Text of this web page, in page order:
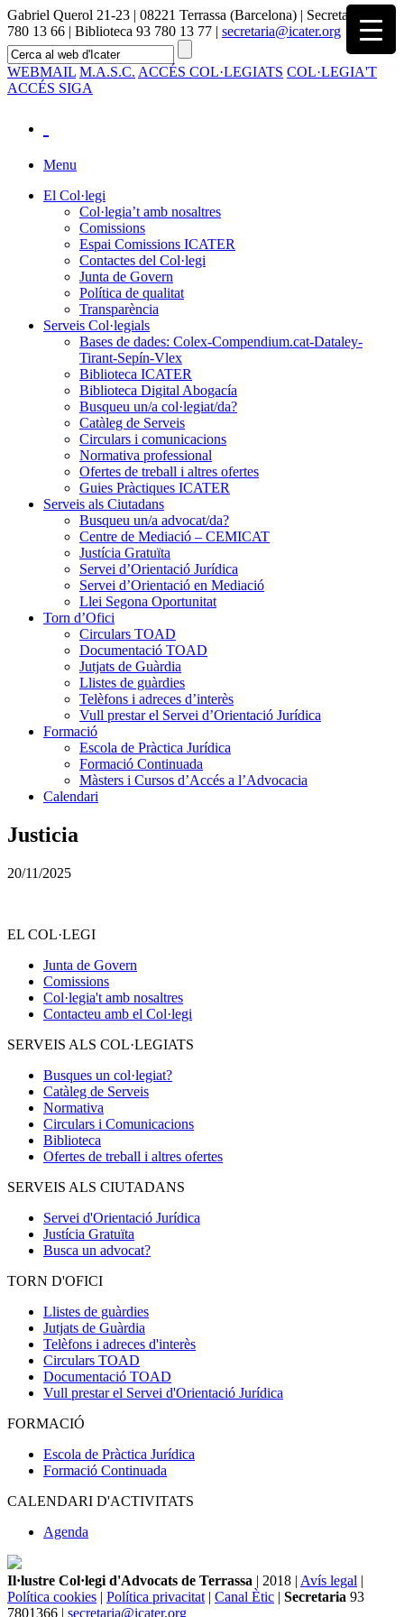
Gabriel Querol 21-23 | 08221 Terrassa (Barcelona) | Secretaria 93
780 13 66 | Biblioteca 93 780 13 77 | secretaria@icater.org
WEBMAIL M.A.S.C. ACCÉS COL·LEGIATS COL·LEGIA'T
ACCÉS SIGA
Menu
El Col·legi
Col·legia’t amb nosaltres
Comissions
Espai Comissions ICATER
Contactes del Col·legi
Junta de Govern
Política de qualitat
Transparència
Serveis Col·legials
Bases de dades: Colex-Compendium.cat-Dataley-
Tirant-Sepín-Vlex
Biblioteca ICATER
Biblioteca Digital Abogacía
Busqueu un/a col·legiat/da?
Catàleg de Serveis
Circulars i comunicacions
Normativa professional
Ofertes de treball i altres ofertes
Guies Pràctiques ICATER
Serveis als Ciutadans
Busqueu un/a advocat/da?
Centre de Mediació – CEMICAT
Justícia Gratuïta
Servei d’Orientació Jurídica
Servei d’Orientació en Mediació
Llei Segona Oportunitat
Torn d’Ofici
Circulars TOAD
Documentació TOAD
Jutjats de Guàrdia
Llistes de guàrdies
Telèfons i adreces d’interès
Vull prestar el Servei d’Orientació Jurídica
Formació
Escola de Pràctica Jurídica
Formació Continuada
Màsters i Cursos d’Accés a l’Advocacia
Calendari
Justicia
20/11/2025
EL COL·LEGI
Junta de Govern
Comissions
Col·legia't amb nosaltres
Contacteu amb el Col·legi
SERVEIS ALS COL·LEGIATS
Busques un col·legiat?
Catàleg de Serveis
Normativa
Circulars i Comunicacions
Biblioteca
Ofertes de treball i altres ofertes
SERVEIS ALS CIUTADANS
Servei d'Orientació Jurídica
Justícia Gratuïta
Busca un advocat?
TORN D'OFICI
Llistes de guàrdies
Jutjats de Guàrdia
Telèfons i adreces d'interès
Circulars TOAD
Documentació TOAD
Vull prestar el Servei d'Orientació Jurídica
FORMACIÓ
Escola de Pràctica Jurídica
Formació Continuada
CALENDARI D'ACTIVITATS
Agenda
Il·lustre Col·legi d'Advocats de Terrassa | 2018 | Avís legal |
Política cookies | Política privacitat | Canal Ètic | Secretaria 93
7801366 | secretaria@icater.org